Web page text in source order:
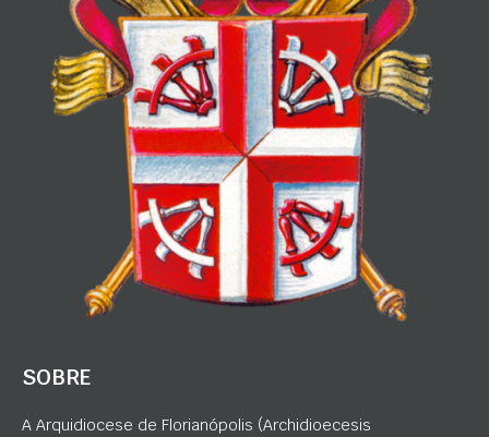
SOBRE
A Arquidiocese de Florianópolis (Archidioecesis